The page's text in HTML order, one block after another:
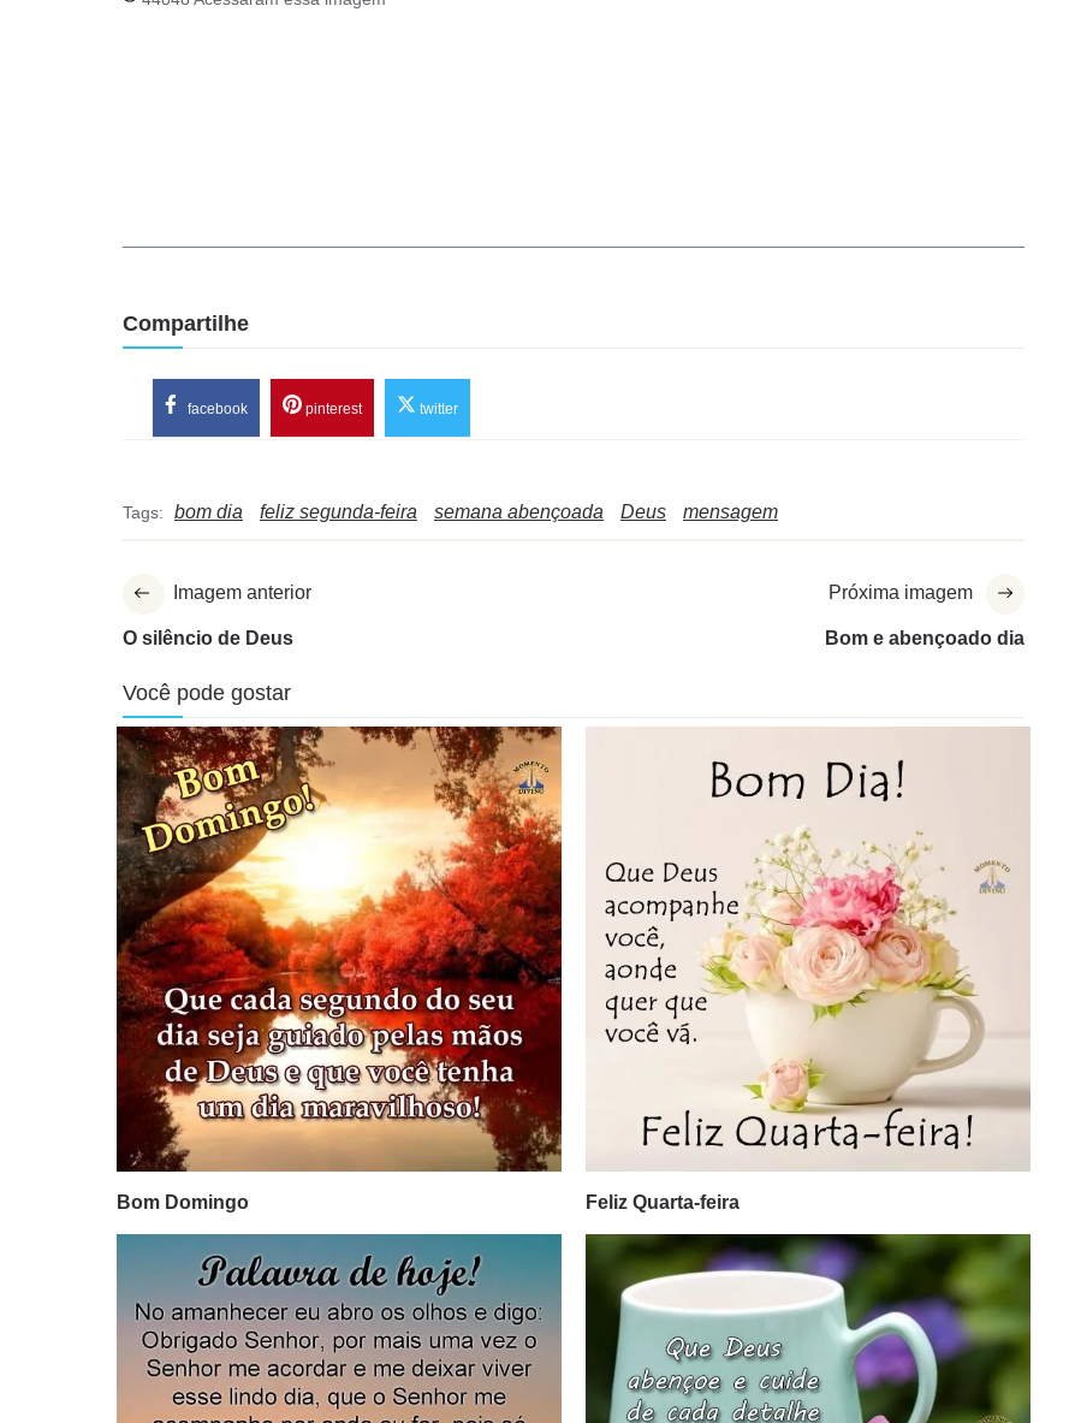
Compartilhe
facebook pinterest twitter
Tags: bom dia feliz segunda-feira semana abençoada Deus mensagem
Imagem anterior
O silêncio de Deus
Próxima imagem
Bom e abençoado dia
Você pode gostar
Bom Domingo Feliz Quarta-feira